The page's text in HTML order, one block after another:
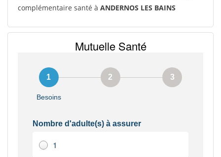
complémentaire santé à ANDERNOS LES BAINS